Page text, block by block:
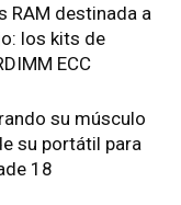
RAM destinada a
los kits de
ECC
su músculo
su portátil para
18